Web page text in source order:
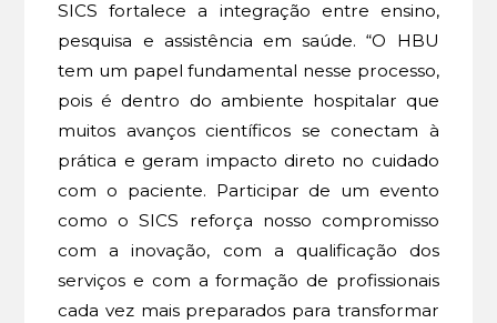
SICS fortalece a integração entre ensino,
pesquisa e assistência em saúde. “O HBU
tem um papel fundamental nesse processo,
pois é dentro do ambiente hospitalar que
muitos avanços científicos se conectam à
prática e geram impacto direto no cuidado
com o paciente. Participar de um evento
como o SICS reforça nosso compromisso
com a inovação, com a qualificação dos
serviços e com a formação de profissionais
cada vez mais preparados para transformar